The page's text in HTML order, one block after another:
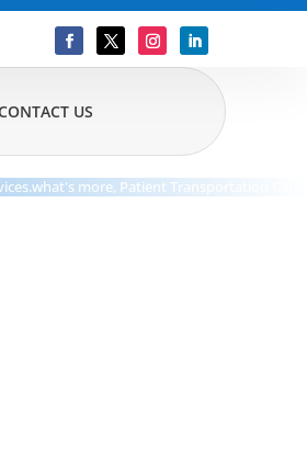
US
more, Patient Transportation